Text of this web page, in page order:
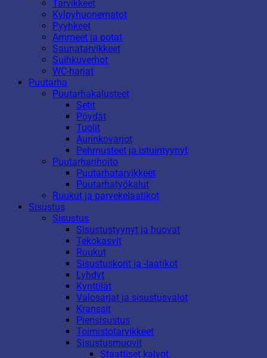
Tarvikkeet
Kylpyhuonematot
Pyyhkeet
Ammeet ja potat
Saunatarvikkeet
Suihkuverhot
WC-harjat
Puutarha
Puutarhakalusteet
Setit
Pöydät
Tuolit
Aurinkovarjot
Pehmusteet ja istuintyynyt
Puutarhanhoito
Puutarhatarvikkeet
Puutarhatyökalut
Ruukut ja parvekelaatikot
Sisustus
Sisustus
Sisustustyynyt ja huovat
Tekokasvit
Ruukut
Sisustuskorit ja -laatikot
Lyhdyt
Kynttilät
Valosarjat ja sisustusvalot
Kranssit
Piensisustus
Toimistotarvikkeet
Sisustusmuovit
Staattiset kalvot